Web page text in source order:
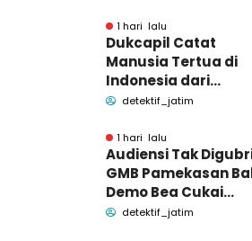
1 hari lalu
Dukcapil Catat
Manusia Tertua di
Indonesia dari
Bangkalan dan
detektif_jatim
1 hari lalu
Audiensi Tak
GMB Pamekasan
Demo Bea Cukai
Madura
detektif_jatim